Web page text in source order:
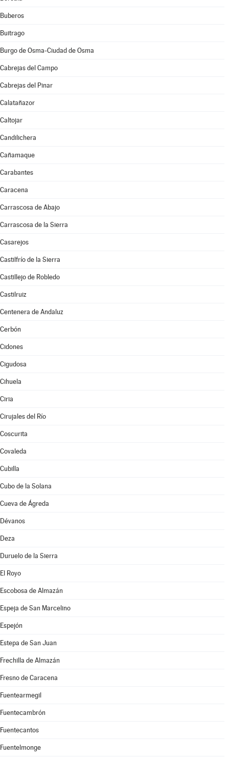
Buberos
Buitrago
Burgo de Osma-Ciudad de Osma
Cabrejas del Campo
Cabrejas del Pinar
Calatañazor
Caltojar
Candilichera
Cañamaque
Carabantes
Caracena
Carrascosa de Abajo
Carrascosa de la Sierra
Casarejos
Castilfrío de la Sierra
Castillejo de Robledo
Castilruiz
Centenera de Andaluz
Cerbón
Cidones
Cigudosa
Cihuela
Ciria
Cirujales del Río
Coscurita
Covaleda
Cubilla
Cubo de la Solana
Cueva de Ágreda
Dévanos
Deza
Duruelo de la Sierra
El Royo
Escobosa de Almazán
Espeja de San Marcelino
Espejón
Estepa de San Juan
Frechilla de Almazán
Fresno de Caracena
Fuentearmegil
Fuentecambrón
Fuentecantos
Fuentelmonge